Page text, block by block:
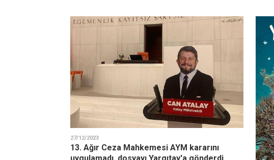
27/12/2023
13. Ağır Ceza Mahkemesi AYM kararını
uygulamadı, dosyayı Yargıtay'a gönderdi